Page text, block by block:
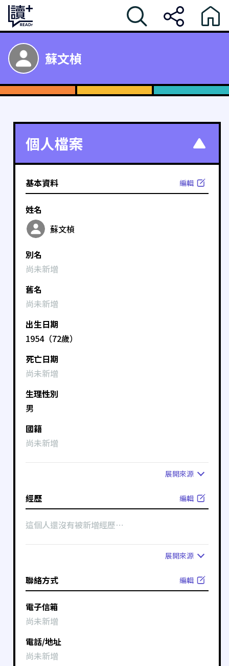
蘇文楨
個人檔案
基本資料 編輯
姓名
蘇文楨
別名
尚未新增
舊名
尚未新增
出生日期
1954（72歲）
死亡日期
尚未新增
生理性別
男
國籍
尚未新增
展開來源
經歷 編輯
這個人還沒有被新增經歷⋯
展開來源
聯絡方式 編輯
電子信箱
尚未新增
電話/地址
尚未新增